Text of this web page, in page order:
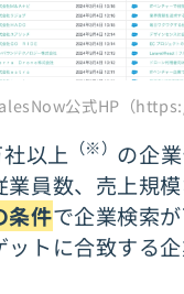
公式HP（
以上 （※） の企業
員数、売上規模
条件で企業検索
ットに合致する